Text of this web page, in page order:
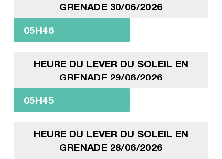
GRENADE 30/06/2026
05H46
HEURE DU LEVER DU SOLEIL EN
GRENADE 29/06/2026
05H45
HEURE DU LEVER DU SOLEIL EN
GRENADE 28/06/2026